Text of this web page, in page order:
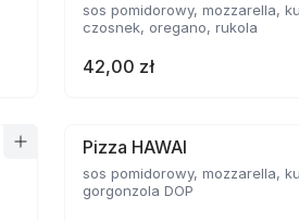
sos pomidorowy, mozzarella,
czosnek, oregano, rukola
42,00 zł
Pizza HAWAI
sos pomidorowy, mozzarella,
gorgonzola DOP